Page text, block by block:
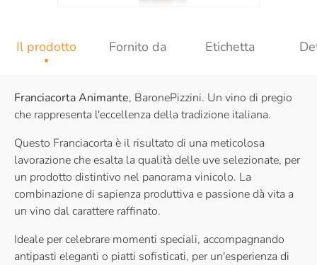
Il prodotto Fornito da Etichetta
Franciacorta Animante, BaronePizzini. Un vino di pregio
che rappresenta l'eccellenza della tradizione italiana.
Questo Franciacorta è il risultato di una meticolosa
lavorazione che esalta la qualità delle uve selezionate, per
un prodotto distintivo nel panorama vinicolo. La
combinazione di sapienza produttiva e passione dà vita a
un vino dal carattere raffinato.
Ideale per celebrare momenti speciali, accompagnando
antipasti eleganti o piatti sofisticati, per un'esperienza di